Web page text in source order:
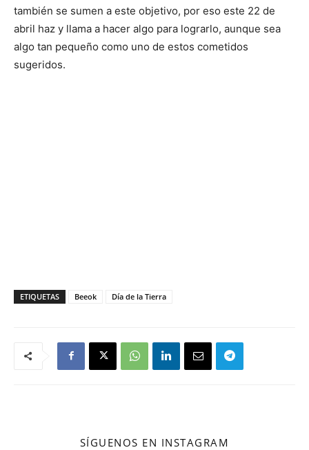
también se sumen a este objetivo, por eso este 22 de
abril haz y llama a hacer algo para lograrlo, aunque sea
algo tan pequeño como uno de estos cometidos
sugeridos.
ETIQUETAS Beeok Día de la Tierra
SÍGUENOS EN INSTAGRAM